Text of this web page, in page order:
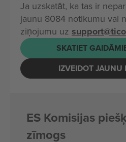
Ja uzskatāt, ka tas ir
jaunu 8084 notikumu vai
ziņojumu uz
SKATIET
IZVEIDOT
ES Komisijas
zīmogs